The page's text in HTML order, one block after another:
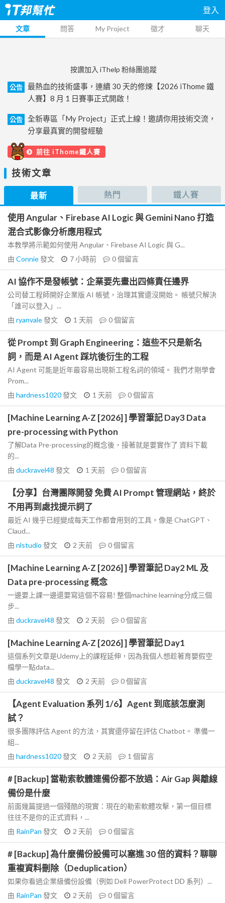
登入
文章 問答 My Project 徵才 聊天
按讚加入 iThelp 粉絲團追蹤
公告
最熱血的技術盛事，連續 30 天的修煉【2026 iThome 鐵
人賽】8 月 1 日賽事正式開啟！
公告
全新專區「My Project」正式上線！邀請你用技術交流，
分享最真實的開發經驗
前往 iThome鐵人賽
技術文章
最新 熱門 鐵人賽
使用 Angular、Firebase AI Logic 與 Gemini Nano 打造
混合式影像分析應用程式
本教學將示範如何使用 Angular、Firebase AI Logic 與 G...
由 Connie發文 7 小時前 0個留言
AI 協作不是發帳號：企業要先畫出四條責任邊界
公司替工程師開好企業版 AI 帳號，治理其實還沒開始。 帳號只解決
「誰可以登入」...
由 ryanvale發文 1 天前 0個留言
從 Prompt 到 Graph Engineering：這些不只是新名
詞，而是 AI Agent 踩坑後衍生的工程
AI Agent 可能是近年最容易出現新工程名詞的領域。 我們才剛學會
Prom...
由 hardness1020發文 1 天前 0個留言
[Machine Learning A-Z [2026] ] 學習筆記 Day3 Data
pre-processing with Python
了解Data Pre-processing的概念後，接著就是要實作了 資料下載
的...
由 duckravel48 發文 1 天前 0個留言
【分享】台灣團隊開發 免費 AI Prompt 管理網站，終於
不用再到處找提示詞了
最近 AI 幾乎已經變成每天工作都會用到的工具。像是 ChatGPT、
Claud...
由 nlstudio 發文 2 天前 0個留言
[Machine Learning A-Z [2026] ] 學習筆記 Day2 ML 及
Data pre-processing 概念
一邊要上課一邊還要寫這個不容易! 整個machine learning分成三個
步...
由 duckravel48 發文 2 天前 0個留言
[Machine Learning A-Z [2026] ] 學習筆記 Day1
這個系列文章是Udemy上的課程延伸，因為我個人想趁著育嬰假空
檔學一點data...
由 duckravel48 發文 2 天前 0個留言
【Agent Evaluation 系列 1/6】Agent 到底該怎麼測
試？
很多團隊評估 Agent 的方法，其實還停留在評估 Chatbot。 準備一
組...
由 hardness1020發文 2 天前 1 個留言
# [Backup] 當勒索軟體連備份都不放過：Air Gap 與離線
備份是什麼
前面幾篇提過一個殘酷的現實：現在的勒索軟體攻擊，第一個目標
往往不是你的正式資料，...
由 RainPan 發文 2 天前 0個留言
# [Backup] 為什麼備份設備可以塞進 30 倍的資料？聊聊
重複資料刪除（Deduplication）
如果你看過企業級備份設備（例如 Dell PowerProtect DD 系列）...
由 RainPan 發文 2 天前 0個留言